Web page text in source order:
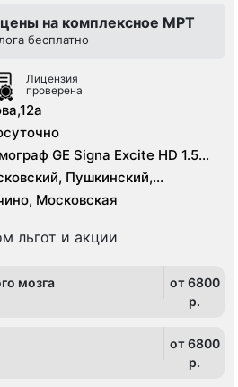
на комплексное МРТ
бесплатно
Лицензия
проверена
GE Signa Excite HD 1.5
Пушкинский,
Московская
льгот и акции
мозга
от 6800
p.
от 6800
p.